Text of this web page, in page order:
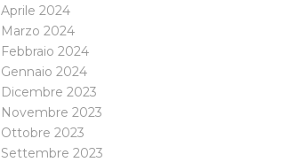
Aprile 2024
Marzo 2024
Febbraio 2024
Gennaio 2024
Dicembre 2023
Novembre 2023
Ottobre 2023
Settembre 2023